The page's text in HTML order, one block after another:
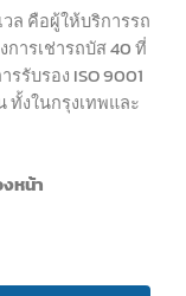
ล คือผู้ให้บริการรถ
ารเช่ารถบัส 40 ที่
รับรอง ISO 9001
ทั้งในกรุงเทพและ
หน้า